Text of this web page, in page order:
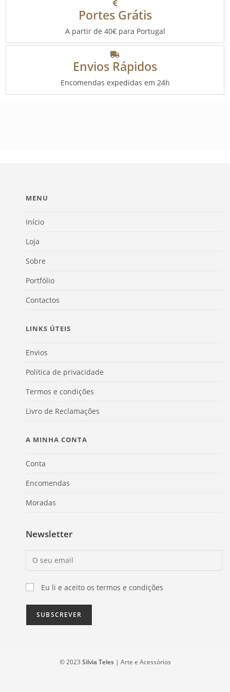
Portes Grátis
A partir de 40€ para Portugal
Envios Rápidos
Encomendas expedidas em 24h
MENU
Início
Loja
Sobre
Portfólio
Contactos
LINKS ÚTEIS
Envios
Politica de privacidade
Termos e condições
Livro de Reclamações
A MINHA CONTA
Conta
Encomendas
Moradas
Newsletter
Eu li e aceito os termos e condições
© 2023 Silvia Teles| Arte e Acessórios